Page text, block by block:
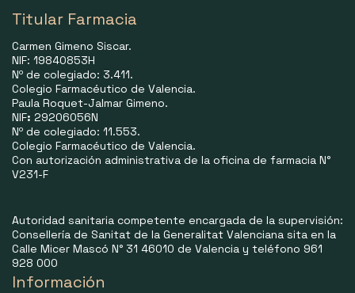
Titular Farmacia
Carmen Gimeno Siscar.
NIF: 19840853H
Nº de colegiado: 3.411.
Colegio Farmacéutico de Valencia.
Paula Roquet-Jalmar Gimeno.
NIF: 29206056N
Nº de colegiado: 11.553.
Colegio Farmacéutico de Valencia.
Con autorización administrativa de la oficina de farmacia N°
V231-F
Autoridad sanitaria competente encargada de la supervisión:
Consellería de Sanitat de la Generalitat Valenciana sita en la
Calle Micer Mascó N° 31 46010 de Valencia y teléfono 961
928 000
Información